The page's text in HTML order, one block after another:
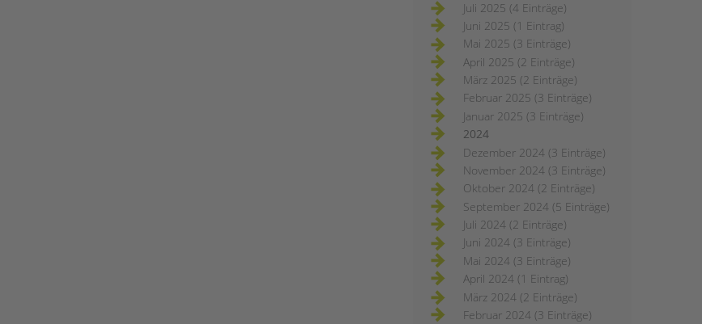
Juli 2025 (4 Einträge)
Juni 2025 (1 Eintrag)
Mai 2025 (3 Einträge)
April 2025 (2 Einträge)
März 2025 (2 Einträge)
Februar 2025 (3 Einträge)
Januar 2025 (3 Einträge)
2024
Dezember 2024 (3 Einträge)
November 2024 (3 Einträge)
Oktober 2024 (2 Einträge)
September 2024 (5 Einträge)
Juli 2024 (2 Einträge)
Juni 2024 (3 Einträge)
Mai 2024 (3 Einträge)
April 2024 (1 Eintrag)
März 2024 (2 Einträge)
Februar 2024 (3 Einträge)